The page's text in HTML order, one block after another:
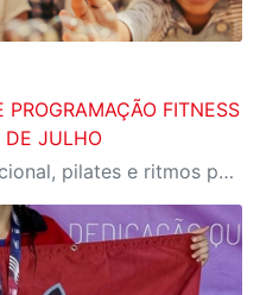
PROGRAMAÇÃO FITNESS
DE JULHO
Agenda reúne aulões de funcional, pilates e ritmos para incentivar saúde, bem-estar e qualidade de vida no CAT SESI Araçatuba